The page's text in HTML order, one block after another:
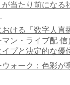
が当たり前になる
おける「数字人直
マン・ライブ配
イプと決定的な優
ウォーク：色彩が